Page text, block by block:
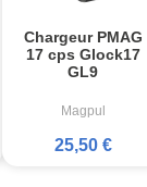
Chargeur PMAG
17 cps Glock17
GL9
Magpul
25,50 €